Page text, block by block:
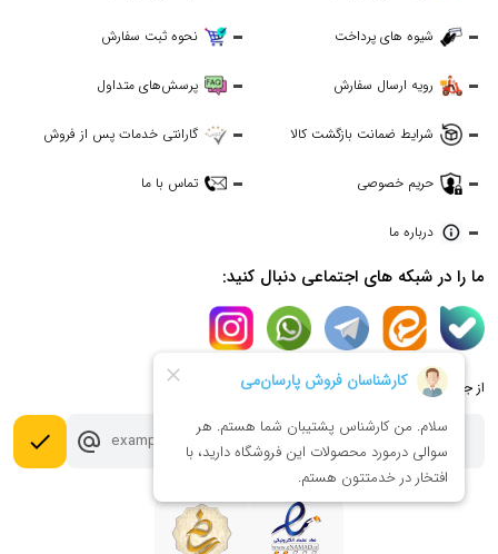
شیوه های پرداخت نحوه ثبت سفارش
رویه ارسال سفارش پرسش‌های متداول
شرایط ضمانت بازگشت کالا گارانتی خدمات پس از فروش
حریم خصوصی تماس با ما
درباره ما
ما را در شبکه های اجتماعی دنبال کنید:
از جدیدترین تخفیف ها با خبر شوید:
done